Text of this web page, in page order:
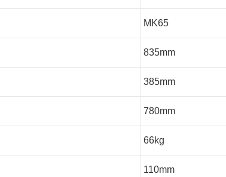
MK65
835mm
385mm
780mm
66kg
110mm